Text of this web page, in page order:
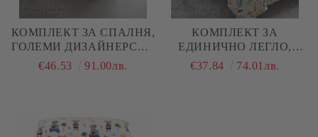
КОМПЛЕКТ ЗА СПАЛНЯ,
ГОЛЕМИ ДИЗАЙНЕРСКИ
СЪРЦА – 100%
€46.53 91.00лв.
КОМПЛЕКТ ЗА
ЕДИНИЧНО ЛЕГЛО,
МОРСКО ДЪНО, 100%
€37.84 74.01лв.